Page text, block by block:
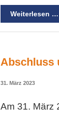
Weiterlesen …
Abschluss
31. März 2023
Am 31. März